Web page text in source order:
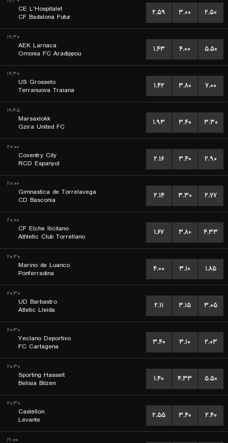
CE L'Hospitalet
CF Badalona Futur
۲.۵۹ ۳.۰۰ ۲.۵۰
۱۹:۳۰
AEK Larnaca
Omonia FC Aradippou
۱.۴۳ ۴.۰۰ ۵.۵۰
۱۹:۳۰
US Grosseto
Terranuova Traiana
۱.۴۲ ۳.۸۰ ۷.۰۰
۱۹:۴۵
Marsaxlokk
Gzira United FC
۱.۹۳ ۳.۴۰ ۳.۳۰
۲۰:۰۰
Coventry City
RCD Espanyol
۲.۱۶ ۳.۴۰ ۲.۹۰
۲۰:۰۰
Gimnastica de Torrelavega
CD Basconia
۲.۱۴ ۳.۳۰ ۲.۷۷
۲۰:۰۰
CF Elche Ilicitano
Athletic Club Torrellano
۱.۶۷ ۳.۸۰ ۴.۳۳
۲۰:۳۰
Marino de Luanco
Ponferradina
۴.۰۰ ۳.۱۰ ۱.۸۵
۲۰:۳۰
UD Barbastro
Atletic Lleida
۲.۱۱ ۳.۱۵ ۳.۰۵
۲۰:۳۰
Yeclano Deportivo
FC Cartagena
۳.۴۰ ۳.۱۰ ۲.۰۳
۲۰:۳۰
Sporting Hasselt
Belisia Bilzen
۱.۴۰ ۴.۳۳ ۵.۵۰
۲۰:۳۰
Castellon
Levante
۲.۵۵ ۳.۴۰ ۲.۴۰
۲۱:۰۰